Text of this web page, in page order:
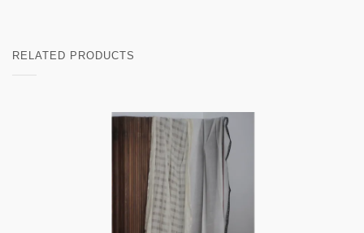
RELATED PRODUCTS